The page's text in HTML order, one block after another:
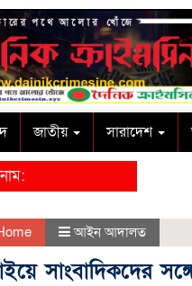
জাতীয় সারাদেশ
আইন আদালত
সাংবাদিকদের